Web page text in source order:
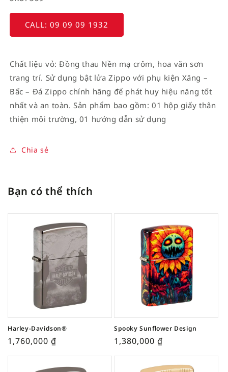
CALL: 09 09 09 1932
Chất liệu vỏ: Đồng thau Nền mạ crôm, hoa văn sơn
trang trí. Sử dụng bật lửa Zippo với phụ kiện Xăng –
Bấc – Đá Zippo chính hãng để phát huy hiệu năng tốt
nhất và an toàn. Sản phẩm bao gồm: 01 hộp giấy thân
thiện môi trường, 01 hướng dẫn sử dụng
Chia sẻ
Bạn có thể thích
Harley-Davidson®
1,760,000 ₫
Spooky Sunflower Design
1,380,000 ₫